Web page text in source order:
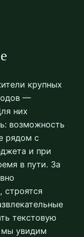
крупных
—
них
возможность
рядом с
и при
в пути. За
строятся
текстовую
мы увидим